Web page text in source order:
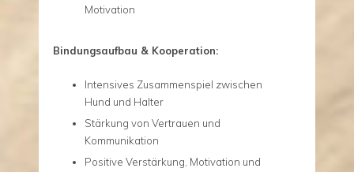
Motivation
Bindungsaufbau & Kooperation:
Intensives Zusammenspiel zwischen
Hund und Halter
Stärkung von Vertrauen und
Kommunikation
Positive Verstärkung, Motivation und